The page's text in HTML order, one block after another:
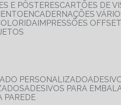
E PÔSTERES CARTÕES DE
ENCADERNAÇÕES
IMPRESSÕES OFFSET
PERSONALIZADO
ADESIVOS PARA
PAREDE